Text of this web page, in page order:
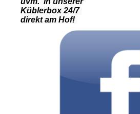
Küblerbox 24/7
direkt am Hof!